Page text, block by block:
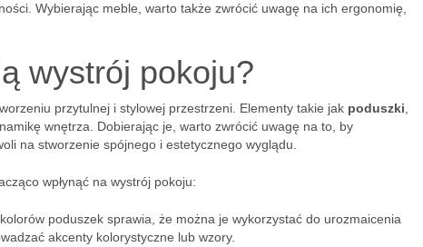
Wybierając meble, warto także zwrócić uwagę na ich ergonomię,
wystrój pokoju?
przytulnej i stylowej przestrzeni. Elementy takie jak poduszki
wnętrza. Dobierając je, warto zwrócić uwagę na to, by
na stworzenie spójnego i estetycznego wyglądu.
wpłynąć na wystrój pokoju:
poduszek sprawia, że można je wykorzystać do urozmaicenia
akcenty kolorystyczne lub wzory.